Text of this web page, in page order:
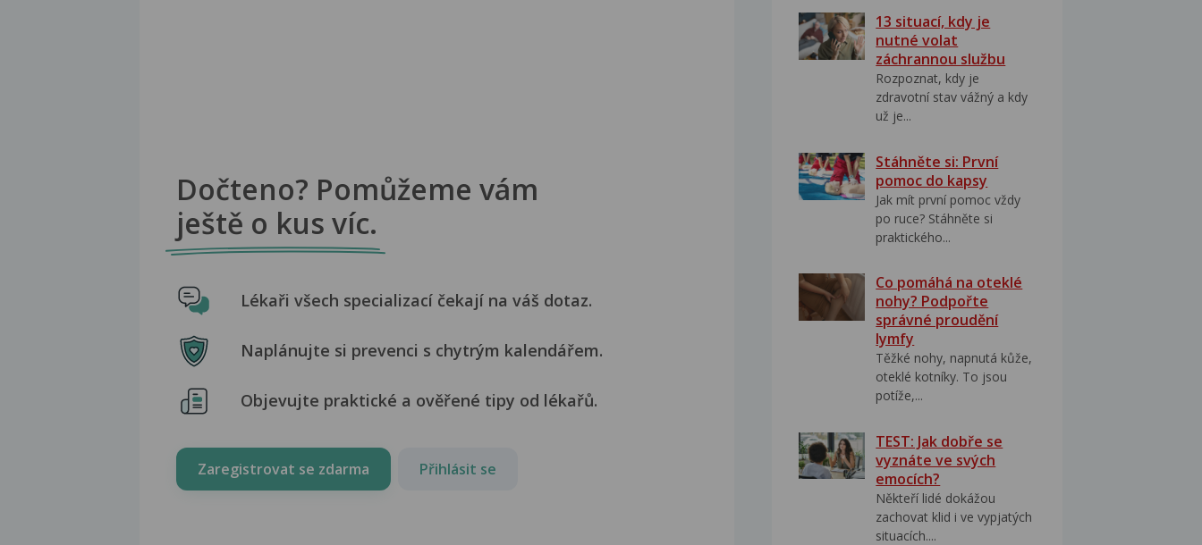
Dočteno? Pomůžeme vám
ještě o kus víc.
Lékaři všech specializací čekají na váš dotaz.
Naplánujte si prevenci s chytrým kalendářem.
Objevujte praktické a ověřené tipy od lékařů.
Zaregistrovat se zdarma Přihlásit se
13 situací, kdy je
nutné volat
záchrannou službu
Rozpoznat, kdy je
zdravotní stav vážný a kdy
už je...
Stáhněte si: První
pomoc do kapsy
Jak mít první pomoc vždy
po ruce? Stáhněte si
praktického...
Co pomáhá na oteklé
nohy? Podpořte
správné proudění
lymfy
Těžké nohy, napnutá kůže,
oteklé kotníky. To jsou
potíže,...
TEST: Jak dobře se
vyznáte ve svých
emocích?
Někteří lidé dokážou
zachovat klid i ve vypjatých
situacích....